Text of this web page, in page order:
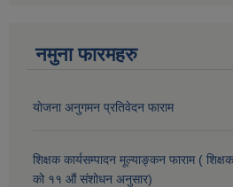
नमुना फारमहरु
याेजना अनुगमन प्रतिवेदन फाराम
शिक्षक कार्यसम्पादन मूल्याङ्कन फाराम (
को ११ औं संशोधन अनुसार)